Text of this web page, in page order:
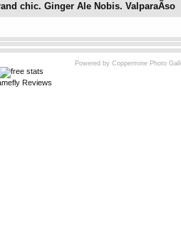
chic. Ginger Ale Nobis. ValparaÃ­so
Powered by Coppermine Photo
Reviews